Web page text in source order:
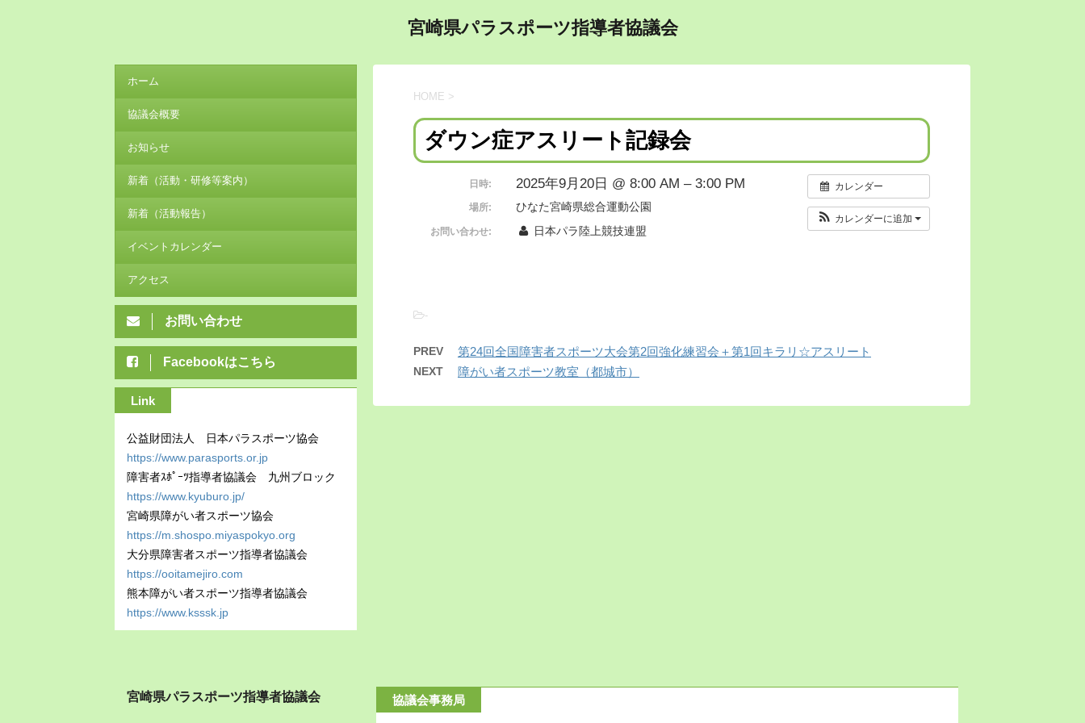
宮崎県パラスポーツ指導者協議会
HOME >
ダウン症アスリート記録会
カレンダー
カレンダーに追加
日時: 2025年9月20日 @ 8:00 AM – 3:00 PM
場所: ひなた宮崎県総合運動公園
お問い合わせ: 日本パラ陸上競技連盟
-
PREV 第24回全国障害者スポーツ大会第2回強化練習会＋第1回キラリ☆アスリート
NEXT 障がい者スポーツ教室（都城市）
ホーム
協議会概要
お知らせ
新着（活動・研修等案内）
新着（活動報告）
イベントカレンダー
アクセス
お問い合わせ
Facebookはこちら
Link
公益財団法人 日本パラスポーツ協会
https://www.parasports.or.jp
障害者ｽﾎﾟｰﾂ指導者協議会 九州ブロック
https://www.kyuburo.jp/
宮崎県障がい者スポーツ協会
https://m.shospo.miyaspokyo.org
大分県障害者スポーツ指導者協議会
https://ooitamejiro.com
熊本障がい者スポーツ指導者協議会
https://www.ksssk.jp
協議会事務局
宮崎県パラスポーツ指導者協議会